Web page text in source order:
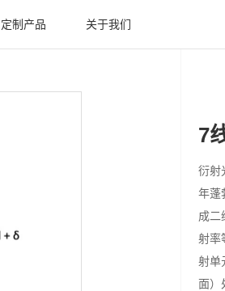
定制产品 关于我们
7
衍射
年蓬
成二
射率
射单
面）